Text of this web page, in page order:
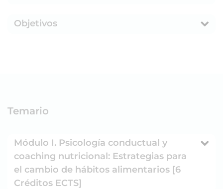
Objetivos
Temario
Módulo I. Psicología conductual y
coaching nutricional: Estrategias para
el cambio de hábitos alimentarios [6
Créditos ECTS]